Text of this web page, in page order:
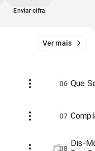
Enviar cifra
Ver mais
06 Que
07
08
Dis-